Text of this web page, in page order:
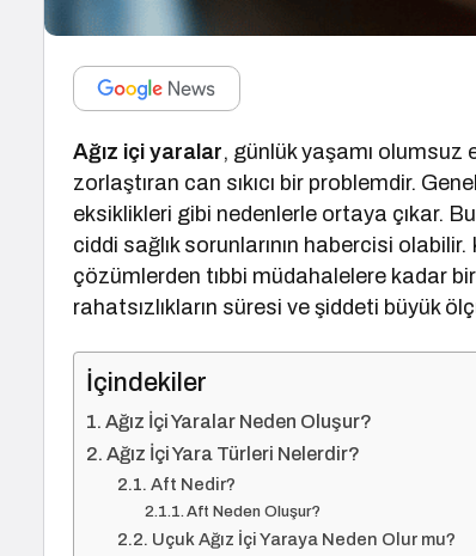
Ağız içi yaralar, günlük yaşamı olumsuz
zorlaştıran can sıkıcı bir problemdir.
eksiklikleri gibi nedenlerle ortaya çıkar.
ciddi sağlık sorunlarının habercisi
çözümlerden tıbbi müdahalelere kadar
rahatsızlıkların süresi ve şiddeti büyük
İçindekiler
Ağız İçi Yaralar Neden Oluşur?
Ağız İçi Yara Türleri Nelerdir?
Aft Nedir?
Aft Neden Oluşur?
Uçuk Ağız İçi Yaraya Neden Olur mu?